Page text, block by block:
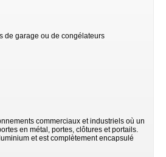
de garage ou de congélateurs
commerciaux et industriels où un
en métal, portes, clôtures et portails.
et est complètement encapsulé